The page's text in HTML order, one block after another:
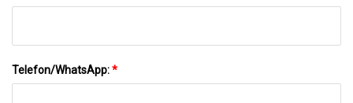
Telefon/WhatsApp:*